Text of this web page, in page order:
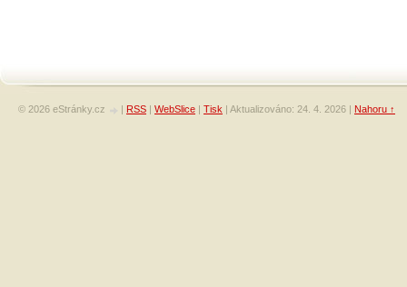
© 2026 eStránky.cz | RSS | WebSlice | Tisk | Aktualizováno: 24. 4. 2026 | Nahoru ↑